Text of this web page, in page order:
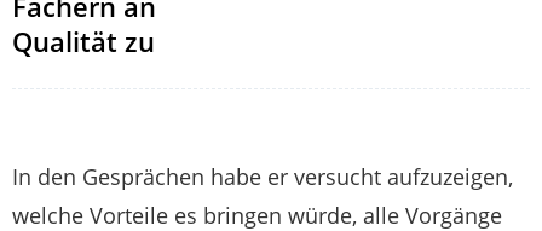
Qualität zu
In den Gesprächen habe er versucht aufzuzeigen,
welche Vorteile es bringen würde, alle Vorgänge